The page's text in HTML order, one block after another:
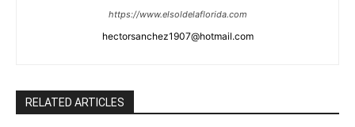
https://www.elsoldelaflorida.com
hectorsanchez1907@hotmail.com
RELATED ARTICLES